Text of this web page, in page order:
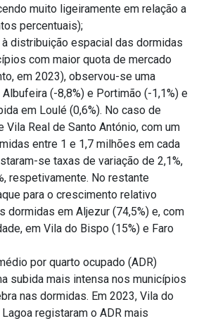
muito ligeiramente em relação a
percentuais);
distribuição espacial das dormidas
com maior quota de mercado
em 2023), observou-se uma
(-8,8%) e Portimão (-1,1%) e
em Loulé (0,6%). No caso de
Vila Real de Santo António, com um
entre 1 e 1,7 milhões em cada
se taxas de variação de 2,1%,
respetivamente. No restante
para o crescimento relativo
dormidas em Aljezur (74,5%) e, com
em Vila do Bispo (15%) e Faro
por quarto ocupado (ADR)
subida mais intensa nos municípios
nas dormidas. Em 2023, Vila do
registaram o ADR mais